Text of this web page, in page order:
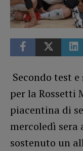
Secondo test
per la Rossetti
piacentina di
mercoledì sera
sostenuto un